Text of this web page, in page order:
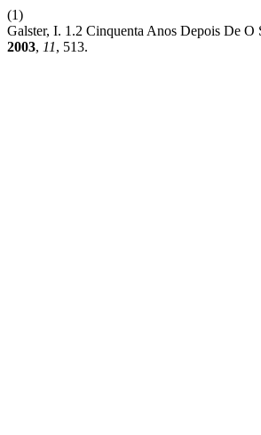
(1)
Galster, I. 1.2 Cinquenta Anos Depois De
2003, 11, 513.